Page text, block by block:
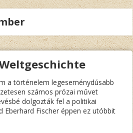
a történelem legeseménydúsabb
számos prózai művet
dolgozták fel a politikai
Eberhard Fischer éppen ez utóbbit